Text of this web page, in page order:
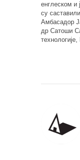
енглеском и
су
Амбасадор
др Сатоши